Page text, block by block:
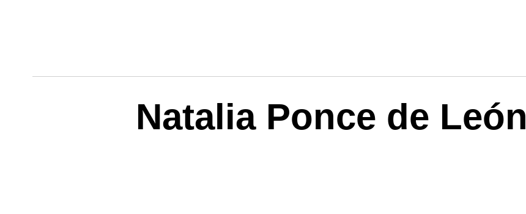
Natalia Ponce de León